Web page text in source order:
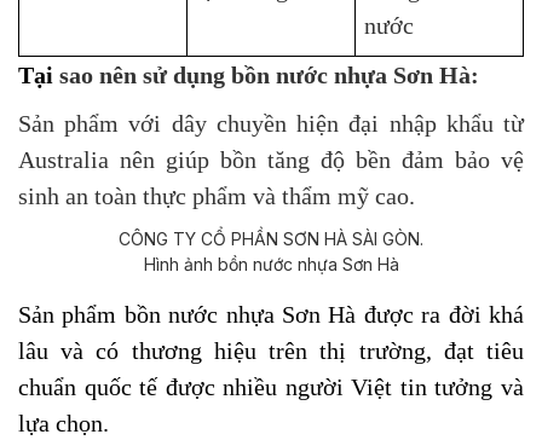
nước
Tại sao nên sử dụng bồn nước nhựa Sơn Hà:
Sản phẩm với dây chuyền hiện đại nhập khẩu từ
Australia nên giúp bồn tăng độ bền đảm bảo vệ
sinh an toàn thực phẩm và thẩm mỹ cao.
Hình ảnh bồn nước nhựa Sơn Hà
Sản phẩm bồn nước nhựa Sơn Hà được ra đời khá
lâu và có thương hiệu trên thị trường, đạt tiêu
chuẩn quốc tế được nhiều người Việt tin tưởng và
lựa chọn.